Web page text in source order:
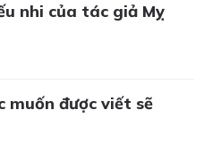
nhi của tác giả Mỵ
muốn được viết sẽ